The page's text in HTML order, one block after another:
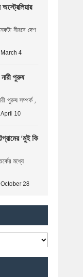
নীরবে দেশ
March 4
পুরুষ
পুরুষ সম্পর্ক ,
April 10
‘মুই কি
মধ্যে
October 28